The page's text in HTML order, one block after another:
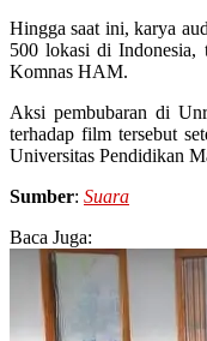
Hingga saat ini, karya
500 lokasi di Indonesia,
Komnas HAM.
Aksi pembubaran di
terhadap film tersebut
Universitas Pendidikan
Sumber: Suara
Baca Juga: